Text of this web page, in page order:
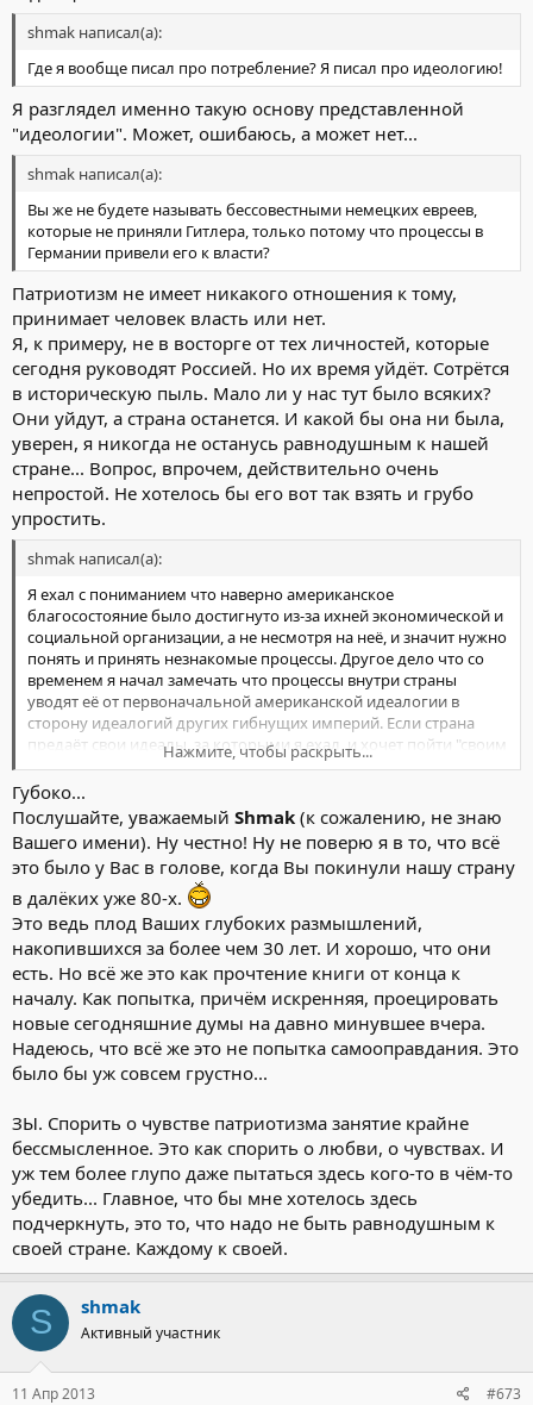
получается сознательная пятая колона, а не иммиграция.
полу-социализм, то надо жить в Европе... и тд и тп.
shmak написал(а):
Где я вообще писал про потребление? Я писал про идеологию!
Я разглядел именно такую основу представленной
"идеологии". Может, ошибаюсь, а может нет...
shmak написал(а):
Вы же не будете называть бессовестными немецких евреев,
которые не приняли Гитлера, только потому что процессы в
Германии привели его к власти?
Патриотизм не имеет никакого отношения к тому,
принимает человек власть или нет.
Я, к примеру, не в восторге от тех личностей, которые
сегодня руководят Россией. Но их время уйдёт. Сотрётся
в историческую пыль. Мало ли у нас тут было всяких?
Они уйдут, а страна останется. И какой бы она ни была,
уверен, я никогда не останусь равнодушным к нашей
стране... Вопрос, впрочем, действительно очень
непростой. Не хотелось бы его вот так взять и грубо
упростить.
shmak написал(а):
Я ехал с пониманием что наверно американское
благосостояние было достигнуто из-за ихней экономической и
социальной организации, а не несмотря на неё, и значит нужно
понять и принять незнакомые процессы. Другое дело что со
временем я начал замечать что процессы внутри страны
уводят её от первоначальной американской идеалогии в
сторону идеалогий других гибнущих империй. Если страна
предаёт свои идеалы, за которыми я ехал, и хочет пойти "своим
путём", то я, как индивидуум, должен иметь право сказать что
страна имеет право на поиск новых идеалов, а я, как
индивидуум, должен иметь право искать место где ещё
уважают идеалы, которые я считаю правильными. И там я могу
добросовестно работать на пользу нового места и это не есть
предательство, если только я не буду сознательно вредить
прежней родине, мешая её свободному выбору. Индивидуум,
как и страна в общем, имеют право на самоопределение. Это
идеалогия свободы. Для меня железная привязка личности к
стране, вне зависимости от процессов внутри страны и вне
процессов развития личности, являются идеалогией рабства.
При этом я признаю свободу выбора рабства. Как-то так...
Нажмите, чтобы раскрыть...
Губоко...
Послушайте, уважаемый Shmak (к сожалению, не знаю
Вашего имени). Ну честно! Ну не поверю я в то, что всё
это было у Вас в голове, когда Вы покинули нашу страну
в далёких уже 80-х.
Это ведь плод Ваших глубоких размышлений,
накопившихся за более чем 30 лет. И хорошо, что они
есть. Но всё же это как прочтение книги от конца к
началу. Как попытка, причём искренняя, проецировать
новые сегодняшние думы на давно минувшее вчера.
Надеюсь, что всё же это не попытка самооправдания. Это
было бы уж совсем грустно...
ЗЫ. Спорить о чувстве патриотизма занятие крайне
бессмысленное. Это как спорить о любви, о чувствах. И
уж тем более глупо даже пытаться здесь кого-то в чём-то
убедить... Главное, что бы мне хотелось здесь
подчеркнуть, это то, что надо не быть равнодушным к
своей стране. Каждому к своей.
S shmak
Активный участник
11 Апр 2013 #673